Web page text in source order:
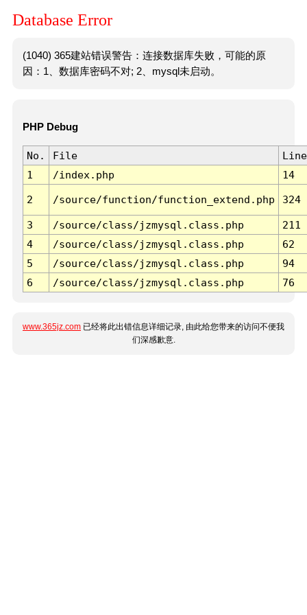
Database Error
(1040) 365建站错误警告：连接数据库失败，可能的原
因：1、数据库密码不对; 2、mysql未启动。
PHP Debug
No. File
Line
1
/index.php 14
2 /source/function/function_extend.php 324
3 /source/class/jzmysql.class.php
211
4
/source/class/jzmysql.class.php
62
5
/source/class/jzmysql.class.php
94
6
/source/class/jzmysql.class.php 76
www.365jz.com 已经将此出错信息详细记录, 由此给您带来的访问不便我
们深感歉意.